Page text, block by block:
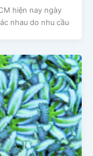
hiện nay ngày
nhau do nhu cầu